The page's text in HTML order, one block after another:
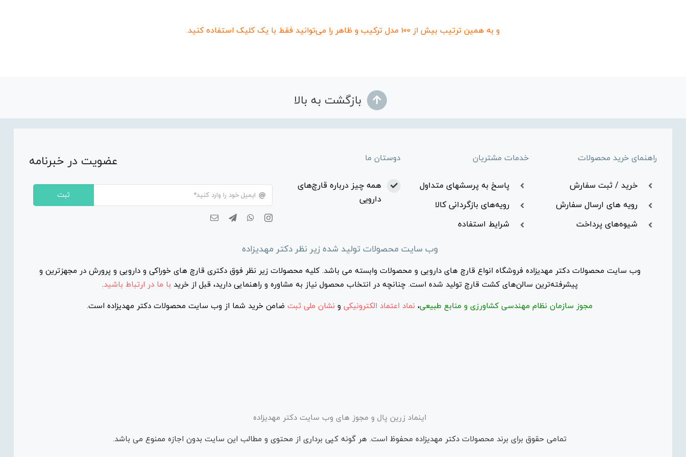
و به همین ترتیب بیش از 100 مدل ترکیب و ظاهر را می‌توانید فقط با یک کلیک استفاده کنید.
بازگشت به بالا
راهنمای خرید محصولات
خرید / ثبت سفارش
رویه های ارسال سفارش
شیوه‌های پرداخت
خدمات مشتریان
پاسخ به پرسشهای متداول
رویه‌های بازگردانی کالا
شرایط استفاده
دوستان ما
همه چیز درباره قارچ‌های
دارویی
عضویت در خبرنامه
ثبت
وب سایت محصولات تولید شده زیر نظر دکتر مهدیزاده
وب سایت محصولات دکتر مهدیزاده فروشگاه انواع قارچ های دارویی و محصولات وابسته می باشد. کلیه محصولات زیر نظر فوق دکتری قارچ های خوراکی و دارویی و پرورش در مجهزترین و
پیشرفته‌ترین سالن‌های کشت قارچ تولید شده است. چنانچه در انتخاب محصول نیاز به مشاوره و راهنمایی دارید، قبل از خرید با ما در ارتباط باشید.
مجوز سازمان نظام مهندسی کشاورزی و منابع طبیعی،نماد اعتماد الکترونیکیو نشان ملی ثبتضامن خرید شما از وب سایت محصولات دکتر مهدیزاده است.
اینماد زرین پال و مجوز های وب سایت دکتر مهدیزاده
تمامی حقوق برای برند محصولات دکتر مهدیزاده محفوظ است. هر گونه کپی برداری از محتوی و مطالب این سایت بدون اجازه ممنوع می باشد.